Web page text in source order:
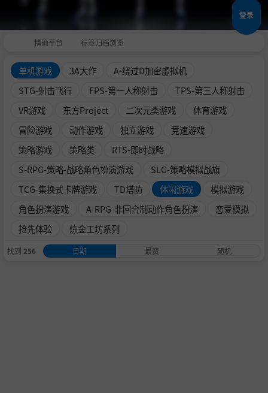
登录
精确平台 标签归档浏览
单机游戏 3A大作
A-绕过D加密虚拟机
STG-射击飞行
FPS-第一人称射击
TPS-第三人称射击
VR游戏
东方Project 二次元类游戏
体育游戏
冒险游戏
动作游戏 独立游戏
竞速游戏
策略游戏
策略类
RTS-即时战略
S-RPG-策略-战略角色扮演游戏
SLG-策略模拟战旗
TCG-集换式卡牌游戏
TD塔防 休闲游戏
模拟游戏
角色扮演游戏
A-RPG-非回合制动作角色扮演
恋爱模拟
抢先体验
炼金工坊系列
找到 256 日期 最赞 随机